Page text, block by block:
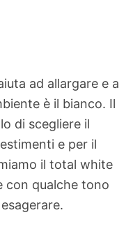
ad allargare e a
è il bianco. Il
di scegliere il
e per il
il total white
con qualche tono